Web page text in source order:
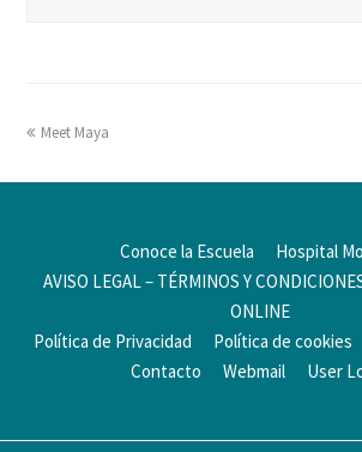
Meet Maya
Conoce la Escuela
Hospital
AVISO LEGAL – TÉRMINOS Y
ONLINE
Política de Privacidad
Política de cookies
Contacto
Webmail User